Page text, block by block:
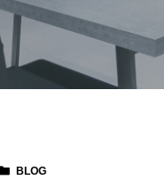
BLOG